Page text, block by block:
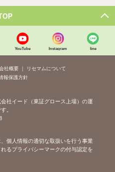
YouTube Instagram line
社概要
リセマムについて
報保護方針
社イード（東証グロース上場）の運
。
個人情報の適切な取扱いを行う事業
るプライバシーマークの付与認定を